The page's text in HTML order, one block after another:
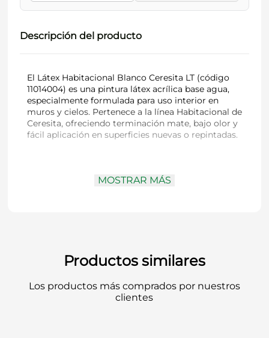
Descripción del producto
El Látex Habitacional Blanco Ceresita LT (código
11014004) es una pintura látex acrílica base agua,
especialmente formulada para uso interior en
muros y cielos. Pertenece a la línea Habitacional de
Ceresita, ofreciendo terminación mate, bajo olor y
fácil aplicación en superficies nuevas o repintadas.
: 11014004
Marca / Línea: Ceresita / Látex Habitacional
hormigón, yeso cartón, volcanita y
superficies previamente pintadas
Manos recomendadas: 2 manos (puede
requerir más en superficies muy
MOSTRAR MÁS
Productos similares
Los productos más comprados por nuestros
clientes